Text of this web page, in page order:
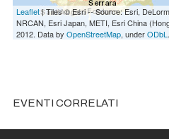
Leaflet| Tiles © Esri -- Source: Esri,
NRCAN, Esri Japan, METI, Esri China
2012. Data by OpenStreetMap, underODbL.
EVENTI CORRELATI